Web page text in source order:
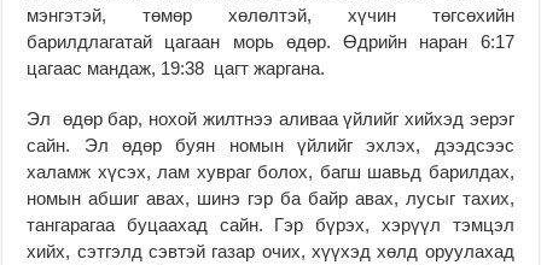
мэнгэтэй, төмөр хөлөлтэй, хүчин төгсөхийн
барилдлагатай цагаан морь өдөр. Өдрийн наран 6:17
цагаас мандаж, 19:38 цагт жаргана.
Эл өдөр бар, нохой жилтнээ аливаа үйлийг хийхэд эерэг
сайн. Эл өдөр буян номын үйлийг эхлэх, дээдсээс
халамж хүсэх, лам хувраг болох, багш шавьд барилдах,
номын абшиг авах, шинэ гэр ба байр авах, лусыг тахих,
тангарагаа буцаахад сайн. Гэр бүрэх, хэрүүл тэмцэл
хийх, сэтгэлд сэвтэй газар очих, хүүхэд хөлд оруулахад